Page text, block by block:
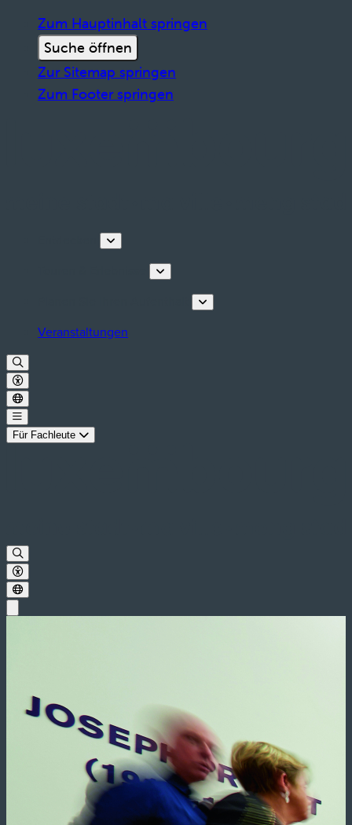
Zum Hauptinhalt springen
Suche öffnen
Zur Sitemap springen
Zum Footer springen
Veranstaltungen
Für Fachleute